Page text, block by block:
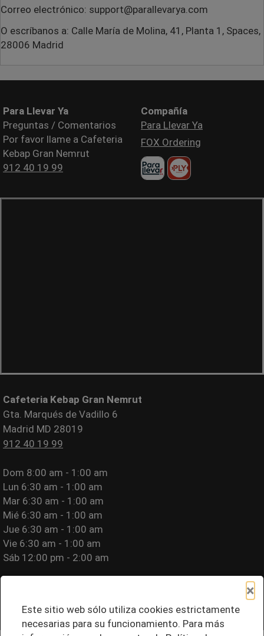
Correo electrónico: support@parallevarya.com
O escríbanos a: Calle María de Molina, 41, Planta 1, Spaces,
28006 Madrid
Para Llevar Ya
Preguntas / Comentarios
Por favor llame a Cafeteria
Kebap Gran Nemrut
912 40 19 99
Compañía
Para Llevar Ya
FOX Ordering
Cafeteria Kebap Gran Nemrut
Gta. Marqués de Vadillo 6
Madrid MD 28019
912 40 19 99
Dom 8:00 am - 1:00 am
Lun 6:30 am - 1:00 am
Mar 6:30 am - 1:00 am
Mié 6:30 am - 1:00 am
Jue 6:30 am - 1:00 am
Vie 6:30 am - 1:00 am
Sáb 12:00 pm - 2:00 am
Por favor llame para información sobre alergias.
×
Este sitio web sólo utiliza cookies estrictamente
necesarias para su funcionamiento. Para más